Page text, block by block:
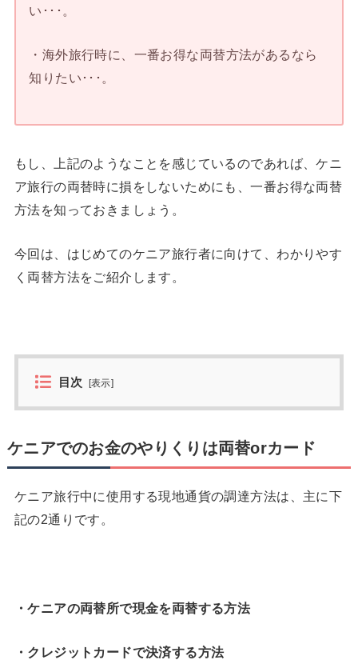
い･･･。
・海外旅行時に、一番お得な両替方法があるなら
知りたい･･･。
もし、上記のようなことを感じているのであれば、ケニ
ア旅行の両替時に損をしないためにも、一番お得な両替
方法を知っておきましょう。
今回は、はじめてのケニア旅行者に向けて、わかりやす
く両替方法をご紹介します。
目次 [表示]
ケニアでのお金のやりくりは両替orカード
ケニア旅行中に使用する現地通貨の調達方法は、主に下
記の2通りです。
・ケニアの両替所で現金を両替する方法
・クレジットカードで決済する方法